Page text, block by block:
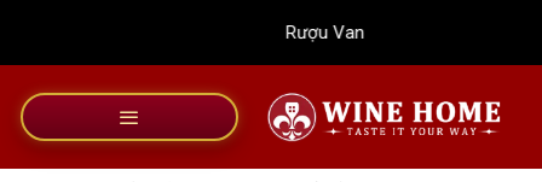
dung
Rượu Vang Wine Home